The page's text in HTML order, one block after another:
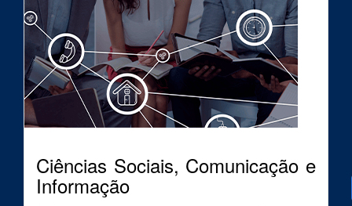
Ciências Sociais, Comunicação e
Informação